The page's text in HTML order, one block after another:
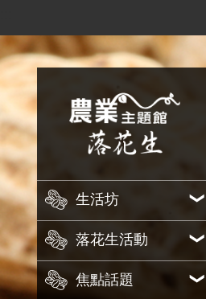
跳到主要內容
農業知識入口網
生活坊
落花生活動
焦點話題